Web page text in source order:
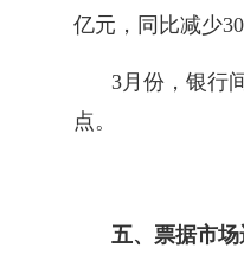
亿元，同比减少
3月份，银行
点。
五、票据市